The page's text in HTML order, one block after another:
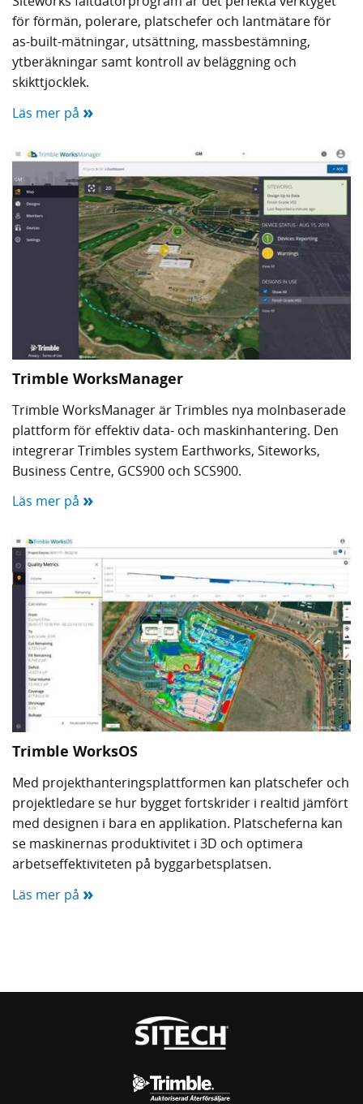
för förmän, polerare, platschefer och lantmätare för
as-built-mätningar, utsättning, massbestämning,
ytberäkningar samt kontroll av beläggning och
skikttjocklek.
Läs mer på »
Trimble WorksManager
Trimble WorksManager är Trimbles nya molnbaserade
plattform för effektiv data- och maskinhantering. Den
integrerar Trimbles system Earthworks, Siteworks,
Business Centre, GCS900 och SCS900.
Läs mer på »
Trimble WorksOS
Med projekthanteringsplattformen kan platschefer och
projektledare se hur bygget fortskrider i realtid jämfört
med designen i bara en applikation. Platscheferna kan
se maskinernas produktivitet i 3D och optimera
arbetseffektiviteten på byggarbetsplatsen.
Läs mer på »